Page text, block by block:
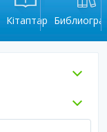
Кітаптар